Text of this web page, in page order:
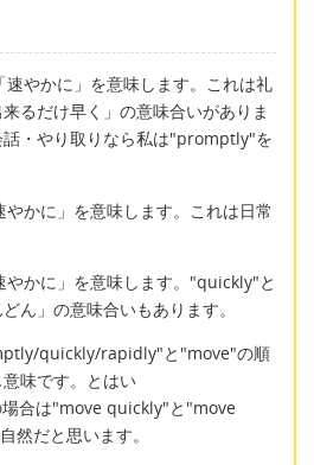
やかに」を意味します。これは礼
るだけ早く」の意味合いがありま
・やり取りなら私は"promptly"を
かに」を意味します。これは日常
かに」を意味します。"quickly"と
ん」の意味合いもあります。
quickly/rapidly"と"move"の順
味です。とはい
合は"move quickly"と"move
然だと思います。